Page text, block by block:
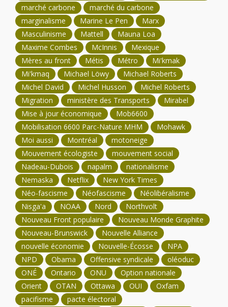
marché carbone
marché du carbone
marginalisme
Marine Le Pen
Marx
Masculinisme
Mattell
Mauna Loa
Maxime Combes
McInnis
Mexique
Mères au front
Métis Métro
Mi'kmak
Mi'kmaq
Michael Löwy
Michael Roberts
Michel David
Michel Husson
Michel Roberts
Migration
ministère des Transports
Mirabel
Mise à jour économique
Mob6600
Mobilisation 6600 Parc-Nature MHM
Mohawk
Moi aussi
Montréal
motoneige
Mouvement écologiste
mouvement social
Nadeau-Dubois
napalm
nationalisme
Nemaska
Netflix
New York Times
Néo-fascisme
Néofascisme
Néolibéralisme
Nisga'a
NOAA Nord
Northvolt
Nouveau Front populaire
Nouveau Monde Graphite
Nouveau-Brunswick
Nouvelle Alliance
nouvelle économie
Nouvelle-Écosse
NPA
NPD
Obama Offensive syndicale
oléoduc
ONÉ
Ontario ONU
Option nationale
Orient
OTAN Ottawa OUI
Oxfam
pacifisme
pacte électoral